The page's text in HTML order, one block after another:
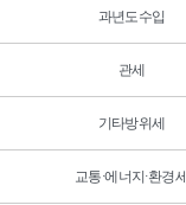
과년도수입
관세
기타방위세
교통·에너지·환경세